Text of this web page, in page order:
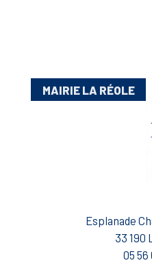
MAIRIE LA RÉOLE
Esplanade
33 190
05 56